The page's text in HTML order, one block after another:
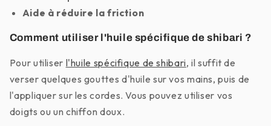
Aide à réduire la friction
Comment utiliser l'huile spécifique de shibari ?
Pour utiliser l'huile spécifique de shibari, il suffit de
verser quelques gouttes d'huile sur vos mains, puis de
l'appliquer sur les cordes. Vous pouvez utiliser vos
doigts ou un chiffon doux.